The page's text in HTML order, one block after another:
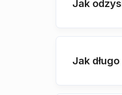
Jak
Jak